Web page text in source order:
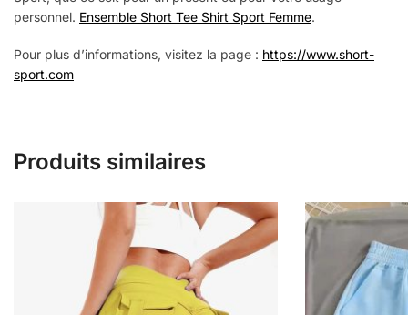
personnel. Ensemble Short Tee Shirt Sport Femme.
Pour plus d’informations, visitez la page : https://www.short-
sport.com
Produits similaires